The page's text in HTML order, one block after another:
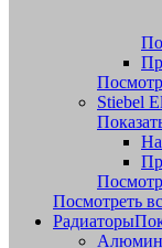
Stiebel
Посмотреть
Радиаторы